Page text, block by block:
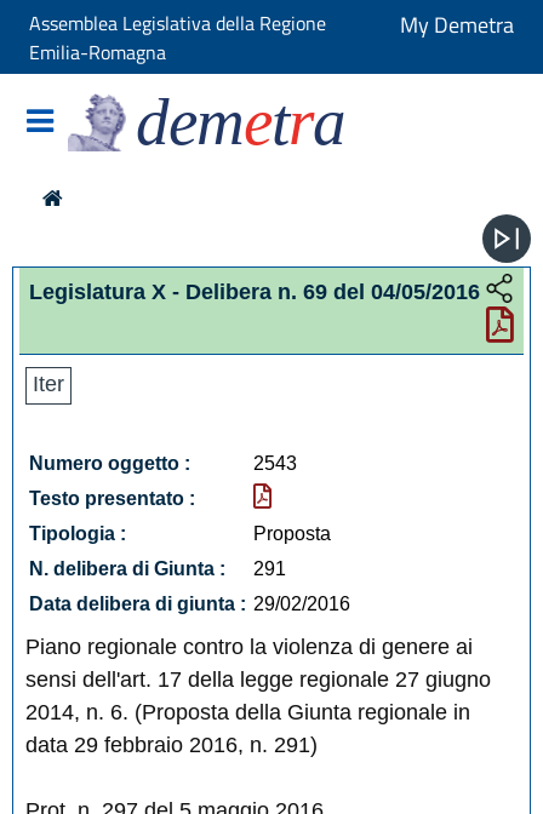
Assemblea Legislativa della Regione
Emilia-Romagna
My Demetra
demetra
Legislatura X - Delibera n. 69 del 04/05/2016
Iter
Numero oggetto :
2543
Testo presentato :
Tipologia :
Proposta
N. delibera di Giunta :
291
Data delibera di giunta : 29/02/2016
Piano regionale contro la violenza di genere ai
sensi dell'art. 17 della legge regionale 27 giugno
2014, n. 6. (Proposta della Giunta regionale in
data 29 febbraio 2016, n. 291)